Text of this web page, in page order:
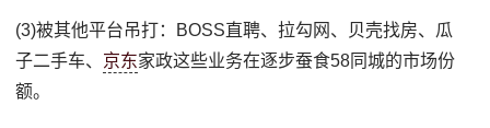
(3)被其他平台吊打：BOSS直聘、拉勾网、贝壳找房、瓜
子二手车、 京东家政这些业务在逐步蚕食58同城的市场份
额。